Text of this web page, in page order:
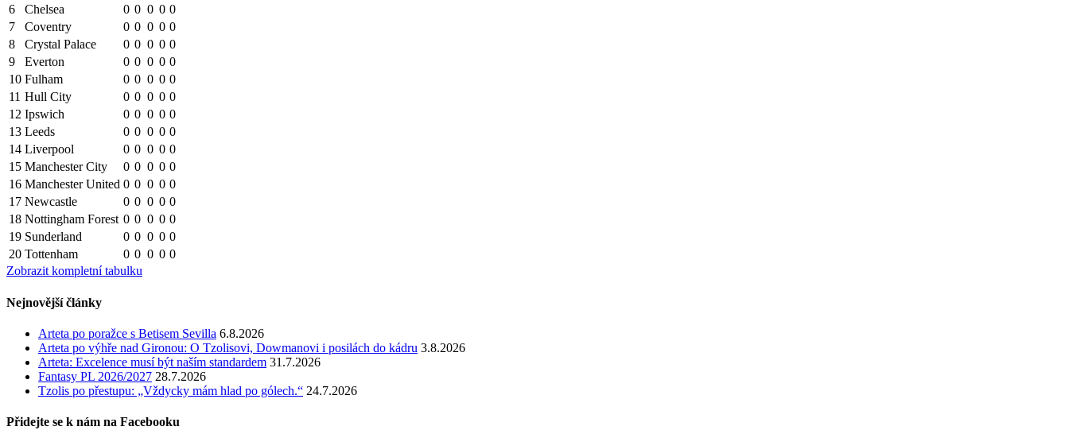
6
Chelsea 0 0 0 0 0
7
Coventry 0 0 0 0 0
8
Crystal Palace 0 0 0 0 0
9
Everton 0 0 0 0 0
10 Fulham 0 0 0 0 0
11 Hull City 0 0 0 0 0
12 Ipswich 0 0 0 0 0
13 Leeds 0 0 0 0 0
14 Liverpool 0 0 0 0 0
15 Manchester City 0 0 0 0 0
16 Manchester United 0 0 0 0 0
17 Newcastle 0 0 0 0 0
18 Nottingham Forest 0 0 0 0 0
19 Sunderland 0 0 0 0 0
20 Tottenham 0 0 0 0 0
Zobrazit kompletní tabulku
Nejnovější články
Arteta po poražce s Betisem Sevilla 6.8.2026
Arteta po výhře nad Gironou: O Tzolisovi, Dowmanovi i posilách do kádru 3.8.2026
Arteta: Excelence musí být naším standardem 31.7.2026
Fantasy PL 2026/2027 28.7.2026
Tzolis po přestupu: „Vždycky mám hlad po gólech.“ 24.7.2026
Přidejte se k nám na Facebooku